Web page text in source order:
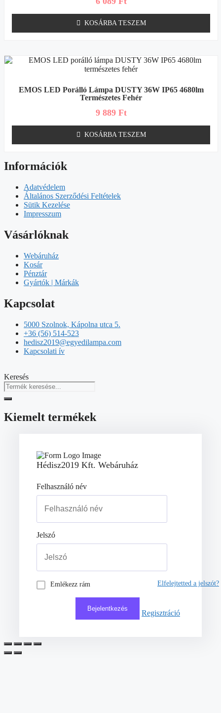
KOSÁRBA TESZEM
EMOS LED Porálló Lámpa DUSTY 36W IP65 4680lm
Természetes Fehér
9 889 Ft
KOSÁRBA TESZEM
Információk
Adatvédelem
Általános Szerződési Feltételek
Sütik Kezelése
Impresszum
Vásárlóknak
Webáruház
Kosár
Pénztár
Gyártók | Márkák
Kapcsolat
5000 Szolnok, Kápolna utca 5.
+36 (56) 514-523
hedisz2019@egyedilampa.com
Kapcsolati ív
Keresés
Kiemelt termékek
Hédisz2019 Kft. Webáruház
Felhasználó név
Jelszó
Emlékezz rám Elfelejtetted a jelszót?
Regisztráció